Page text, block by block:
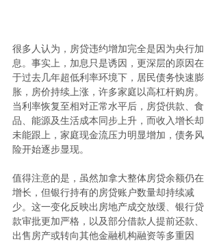
很多人认为，房贷违约增加完全是因为央行加
息。事实上，加息只是诱因，更深层的原因在
于过去几年超低利率环境下，居民债务快速膨
胀，房价持续上涨，许多家庭以高杠杆购房。
当利率恢复至相对正常水平后，房贷供款、食
品、能源及生活成本同步上升，而收入增长却
未能跟上，家庭现金流压力明显增加，债务风
险开始逐步显现。
值得注意的是，虽然加拿大整体房贷余额仍在
增长，但银行持有的房贷账户数量却持续减
少。这一变化反映出房地产成交放缓、银行贷
款审批更加严格，以及部分借款人提前还款、
出售房产或转向其他金融机构融资等多重因